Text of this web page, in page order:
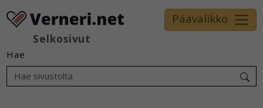
Selkosivut
Päävalikko
Hae